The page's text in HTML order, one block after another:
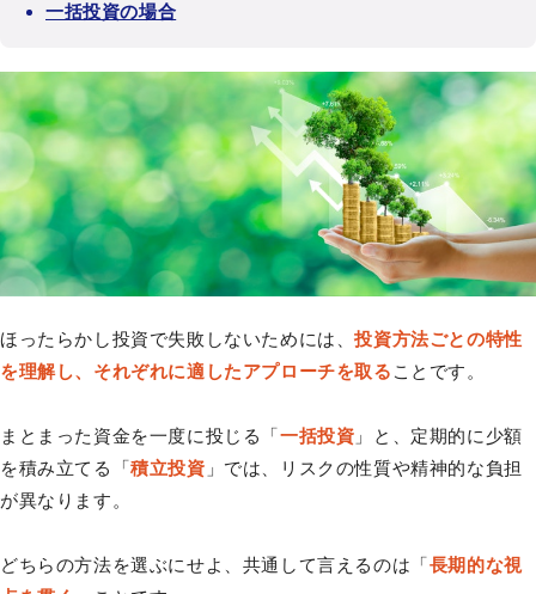
一括投資の場合
ほったらかし投資で失敗しないためには、投資方法ごとの特性
を理解し、それぞれに適したアプローチを取る ことです。
まとまった資金を一度に投じる「一括投資 」と、定期的に少額
を積み立てる「積立投資 」では、リスクの性質や精神的な負担
が異なります。
どちらの方法を選ぶにせよ、共通して言えるのは「長期的な視